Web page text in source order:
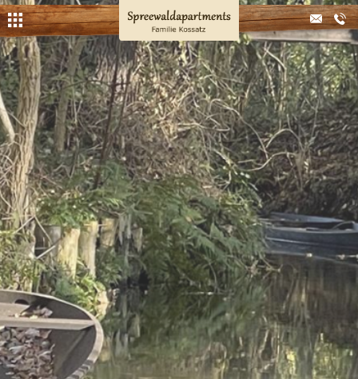
Apartments
Bootsverleih
Kahnfahrten
Kaminhütte